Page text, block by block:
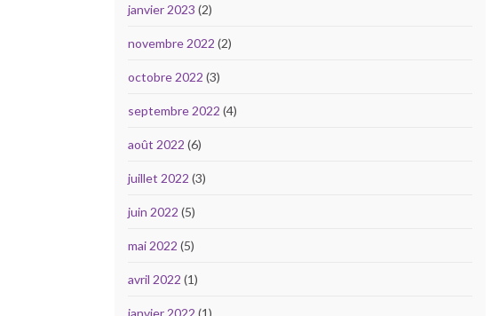
janvier 2023 (2)
novembre 2022 (2)
octobre 2022 (3)
septembre 2022 (4)
août 2022 (6)
juillet 2022 (3)
juin 2022 (5)
mai 2022 (5)
avril 2022 (1)
janvier 2022 (1)